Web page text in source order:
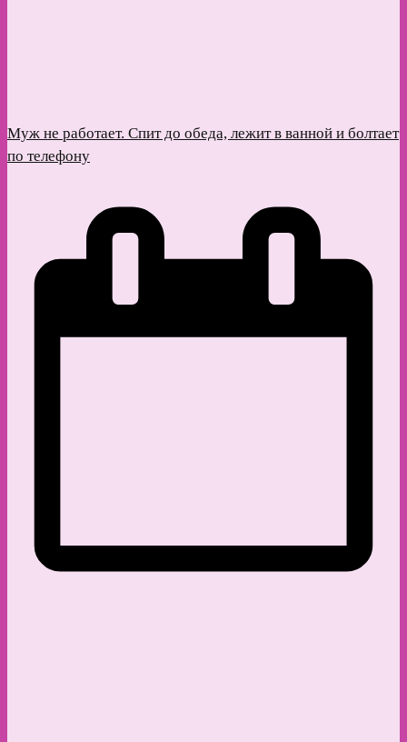
Муж не работает. Спит до обеда, лежит в ванной и болтает
по телефону